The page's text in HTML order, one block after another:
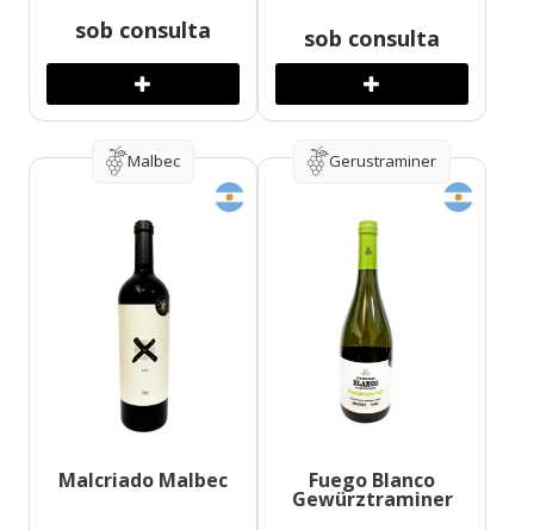
sob consulta sob consulta
Malbec
Malcriado Malbec
Gerustraminer
Fuego Blanco
Gewürztraminer